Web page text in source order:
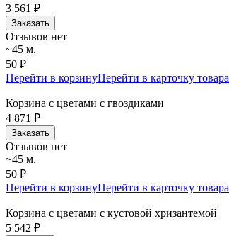
3 561
₽
Заказать
Отзывов нет
~45 м.
50 ₽
Перейти в корзинуПерейти в карточку товара
Корзина с цветами с гвоздиками
4 871
₽
Заказать
Отзывов нет
~45 м.
50 ₽
Перейти в корзинуПерейти в карточку товара
Корзина с цветами с кустовой хризантемой
5 542 ₽